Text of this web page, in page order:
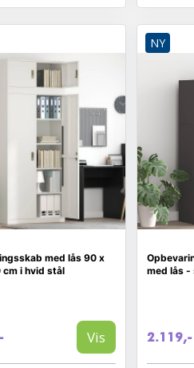
med lås 90 x
i hvid stål
Vis
NY
med lås -
2.119,-